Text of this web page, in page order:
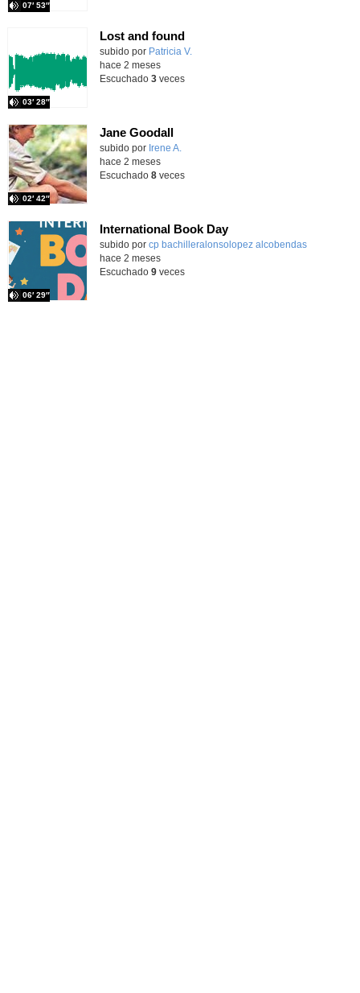
07′ 53″
Lost and found
Contenido educativo.
subido por Patricia V.
03′ 28″
hace 2 meses
Escuchado 3veces
Jane Goodall
Contenido educativo.
subido por Irene A.
02′ 42″
hace 2 meses
Escuchado 8veces
International Book Day
Contenido educativo.
subido por cp bachilleralonsolopez alcobendas
06′ 29″
-
hace 2 meses
Escuchado 9veces